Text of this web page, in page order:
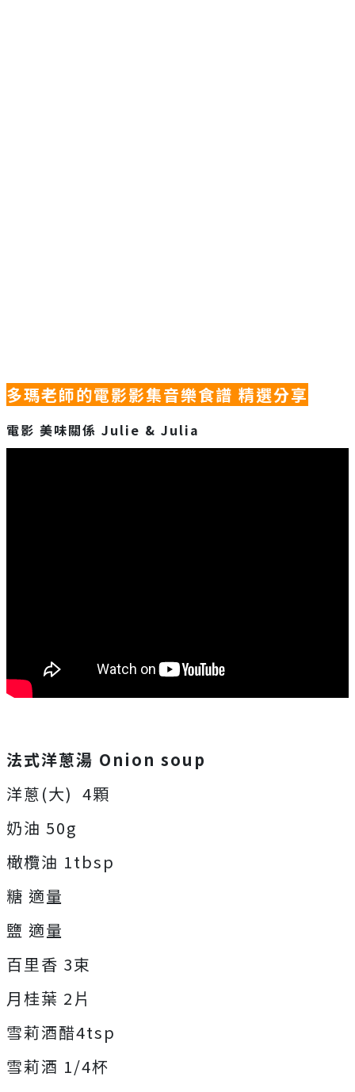
多瑪老師的電影影集音樂食譜 精選分享
電影 美味關係 Julie & Julia
法式洋蔥湯 Onion soup
洋蔥(大) 4顆
奶油 50g
橄欖油 1tbsp
糖 適量
鹽 適量
百里香 3束
月桂葉 2片
雪莉酒醋4tsp
雪莉酒 1/4杯